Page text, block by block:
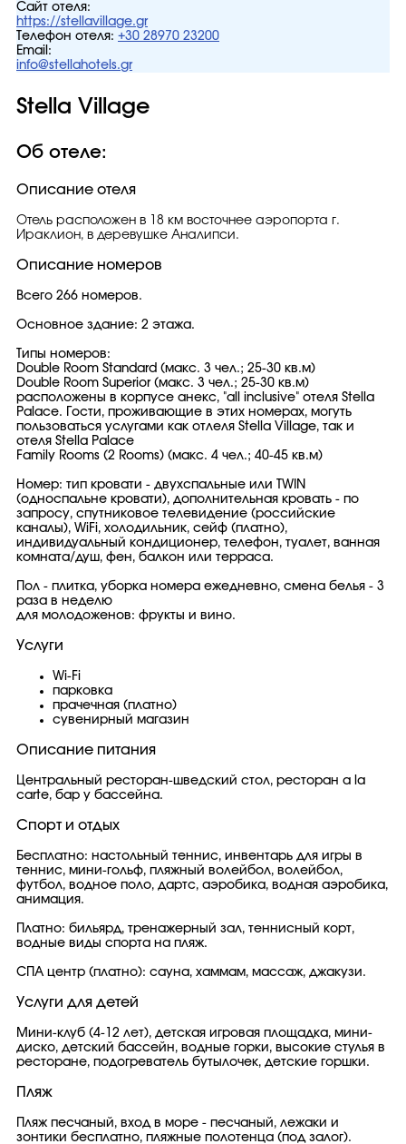
Сайт отеля:
https://stellavillage.gr
Телефон отеля: +30 28970 23200
Email:
info@stellahotels.gr
Stella Village
Об отеле:
Описание отеля
Отель расположен в 18 км восточнее аэропорта г.
Ираклион, в деревушке Аналипси.
Описание номеров
Всего 266 номеров.
Основное здание: 2 этажа.
Типы номеров:
Double Room Standard (макс. 3 чел.; 25-30 кв.м)
Double Room Superior (макс. 3 чел.; 25-30 кв.м)
расположены в корпусе анекс, "all inclusive" отеля Stella
Palace. Гости, проживающие в этих номерах, могуть
пользоваться услугами как отлеля Stella Village, так и
отеля Stella Palace
Family Rooms (2 Rooms) (макс. 4 чел.; 40-45 кв.м)
Номер: тип кровати - двухспальные или TWIN
(односпальне кровати), дополнительная кровать - по
запросу, спутниковое телевидение (российские
каналы), WiFi, холодильник, сейф (платно),
индивидуальный кондиционер, телефон, туалет, ванная
комната/душ, фен, балкон или терраса.
Пол - плитка, уборка номера ежедневно, cмена белья - 3
раза в неделю
для молодоженов: фрукты и вино.
Услуги
Wi-Fi
парковка
прачечная (платно)
сувенирный магазин
Описание питания
Центральный ресторан-шведский стол, ресторан a la
carte, бар у бассейна.
Спорт и отдых
Бесплатно: настольный теннис, инвентарь для игры в
теннис, мини-гольф, пляжный волейбол, волейбол,
футбол, водное поло, дартс, аэробика, водная аэробика,
анимация.
Платно: бильярд, тренажерный зал, теннисный корт,
водные виды спорта на пляж.
СПА центр (платно): сауна, хаммам, массаж, джакузи.
Услуги для детей
Мини-клуб (4-12 лет), детская игровая площадка, мини-
диско, детский бассейн, водные горки, высокие стулья в
ресторане, подогреватель бутылочек, детские горшки.
Пляж
Пляж песчаный, вход в море - песчаный, лежаки и
зонтики бесплатно, пляжные полотенца (под залог).